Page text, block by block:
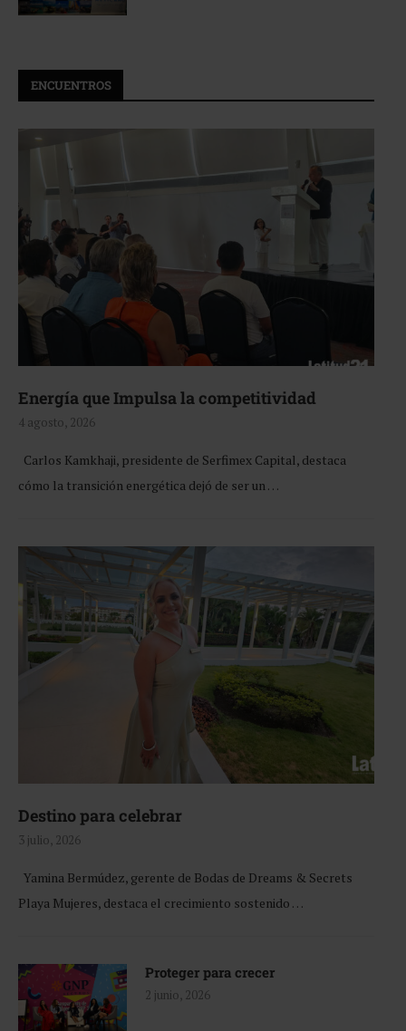
ENCUENTROS
Energía que Impulsa la competitividad
4 agosto, 2026
Carlos Kamkhaji, presidente de Serfimex Capital, destaca
cómo la transición energética dejó de ser un …
Destino para celebrar
3 julio, 2026
Yamina Bermúdez, gerente de Bodas de Dreams & Secrets
Playa Mujeres, destaca el crecimiento sostenido …
Proteger para crecer
2 junio, 2026